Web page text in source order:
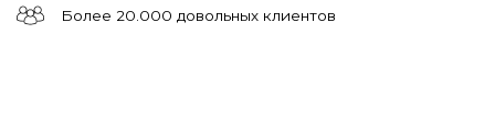
Более 20.000 довольных клиентов